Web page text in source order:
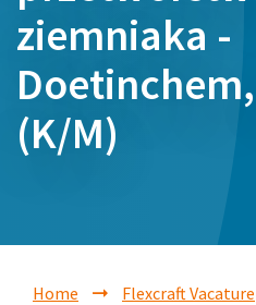
ziemniaka -
(K/M)
Home
Flexcraft